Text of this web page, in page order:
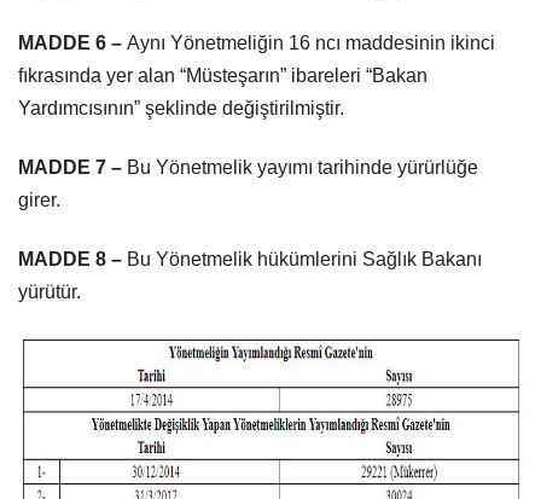
MADDE 6 – Aynı Yönetmeliğin 16 ncı maddesinin ikinci
fıkrasında yer alan “Müsteşarın” ibareleri “Bakan
Yardımcısının” şeklinde değiştirilmiştir.
MADDE 7 – Bu Yönetmelik yayımı tarihinde yürürlüğe
girer.
MADDE 8 – Bu Yönetmelik hükümlerini Sağlık Bakanı
yürütür.